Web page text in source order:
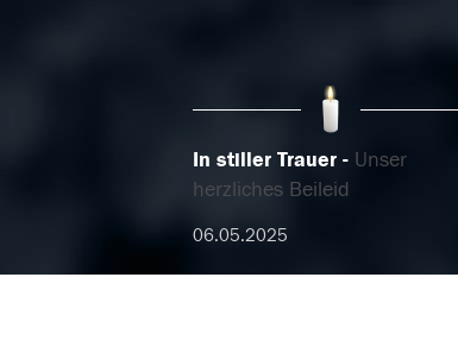
In stiller Trauer
Unser
herzliches Beileid
06.05.2025